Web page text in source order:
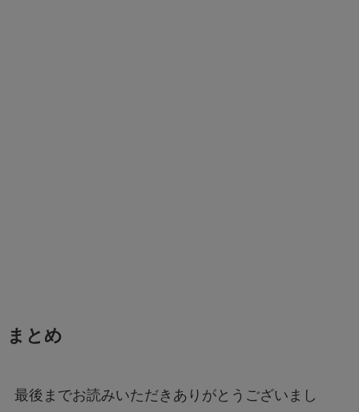
まとめ
最後までお読みいただきありがとうございまし